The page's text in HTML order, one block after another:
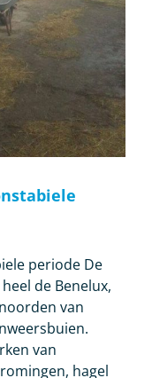
periode De
de Benelux,
van
van
hagel